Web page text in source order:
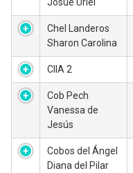
Chel Landeros
Sharon Carolina
CIIA 2
Cob Pech
Vanessa de
Jesús
Cobos del Ángel
Diana del Pilar